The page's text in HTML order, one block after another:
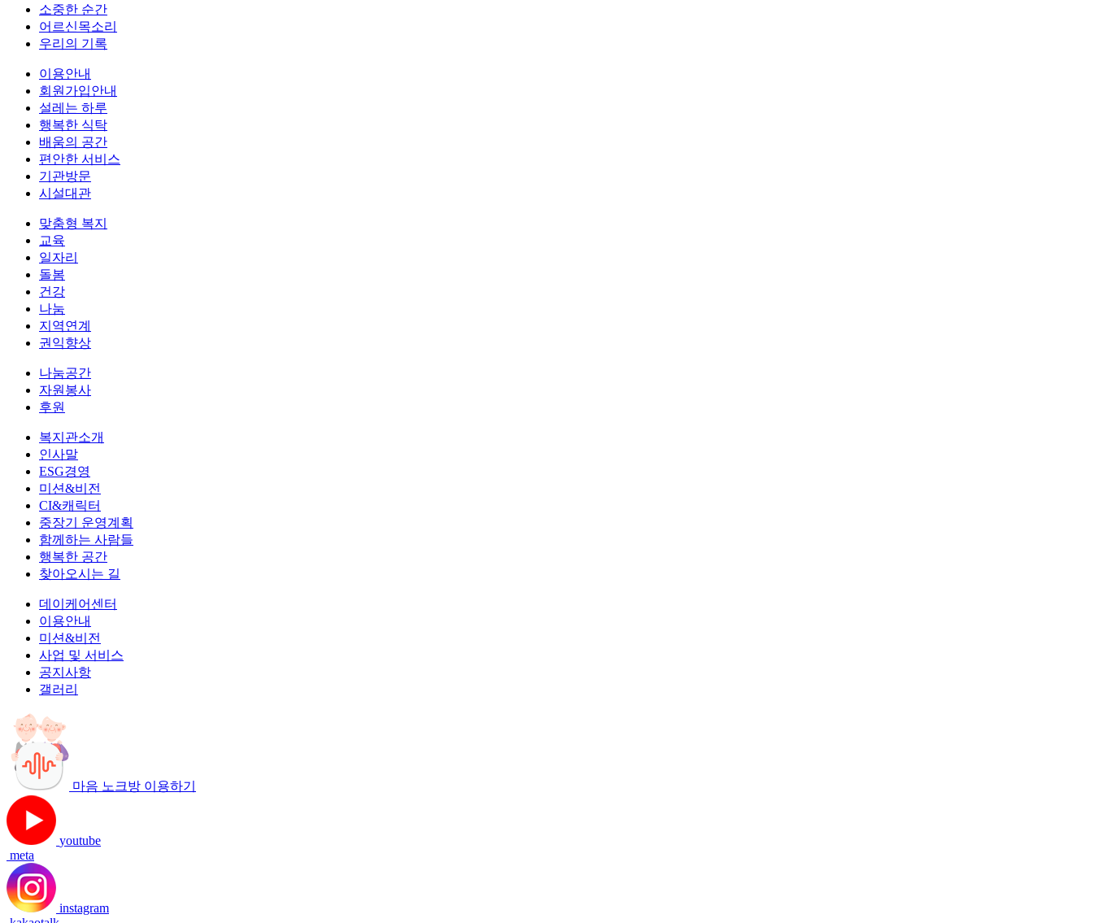
소중한 순간
어르신목소리
우리의 기록
이용안내
회원가입안내
설레는 하루
행복한 식탁
배움의 공간
편안한 서비스
기관방문
시설대관
맞춤형 복지
교육
일자리
돌봄
건강
나눔
지역연계
권익향상
나눔공간
자원봉사
후원
복지관소개
인사말
ESG경영
미션&비전
CI&캐릭터
중장기 운영계획
함께하는 사람들
행복한 공간
찾아오시는 길
데이케어센터
이용안내
미션&비전
사업 및 서비스
공지사항
갤러리
마음 노크방 이용하기
youtube
meta
instagram